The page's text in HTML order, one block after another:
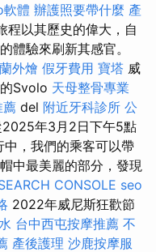
軟體 辦護照要帶什麼 產
程以其歷史的偉大，自
體驗來刷新其感官。
外燴 假牙費用 寶塔 威
Svolo 天母整骨專業
薦 del 附近牙科診所 公
2025年3月2日下午5點
，我們的乘客可以帶
中最美麗的部分，發現
CONSOLE seo
2022年威尼斯狂歡節
台中西屯按摩推薦 不
產後護理 沙鹿按摩服